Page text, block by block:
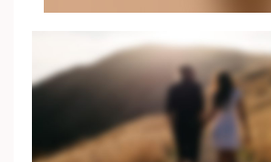
enim. Vestibulum malesuada tincidunt
Fusce dui nisi, elementum at
eros. In eu metus tortor. Aenean ac
ultrices mollis ac eu augue. Donec
pharetra mauris, id congue turpis. …